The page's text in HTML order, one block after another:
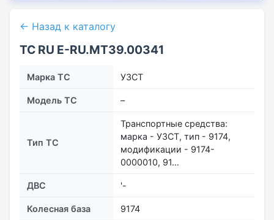
← Назад к каталогу
ТС RU Е-RU.МТ39.00341
Марка ТС УЗСТ
Модель ТС –
Тип ТС
Транспортные средства:
марка - УЗСТ, тип - 9174,
модификации - 9174-
0000010, 91…
ДВС '-
Колесная база 9174